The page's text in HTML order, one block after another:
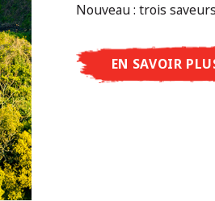
Nouveau : trois
EN SAVOIR